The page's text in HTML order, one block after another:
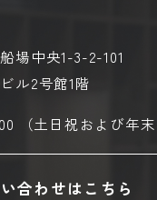
場中央1-3-2-101
ル2号館1階
（土日祝および年末
合わせはこちら